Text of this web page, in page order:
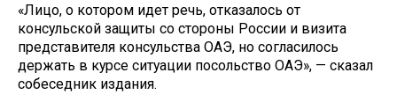
«Лицо, о котором идет речь, отказалось от
консульской защиты со стороны России и визита
представителя консульства ОАЭ, но согласилось
держать в курсе ситуации посольство ОАЭ», — сказал
собеседник издания.